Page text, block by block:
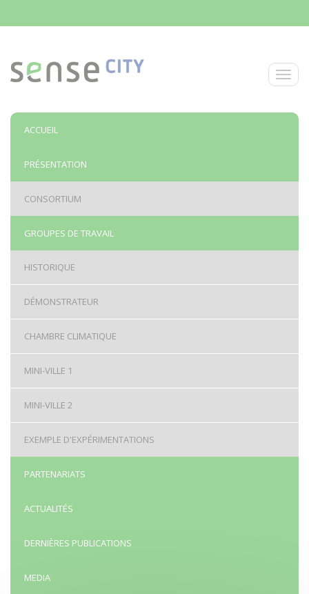
ACCUEIL
PRÉSENTATION
CONSORTIUM
GROUPES DE TRAVAIL
HISTORIQUE
DÉMONSTRATEUR
CHAMBRE CLIMATIQUE
MINI-VILLE 1
MINI-VILLE 2
EXEMPLE D'EXPÉRIMENTATIONS
PARTENARIATS
ACTUALITÉS
DERNIÈRES PUBLICATIONS
MEDIA